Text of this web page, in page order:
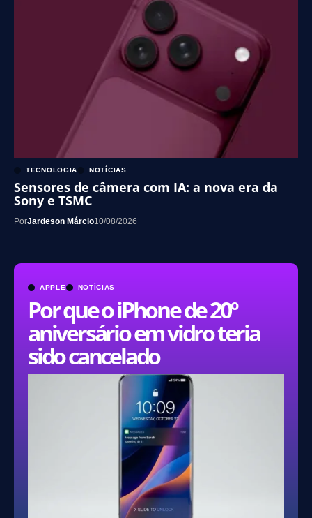
APPLE NOTÍCIAS
Por que o iPhone de 20º
aniversário em vidro teria
sido cancelado
TECNOLOGIA NOTÍCIAS
Sensores de câmera com IA: a nova era da
Sony e TSMC
PorJardeson Márcio10/08/2026